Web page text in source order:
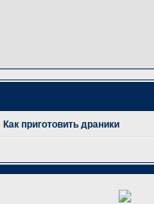
Как приготовить драники